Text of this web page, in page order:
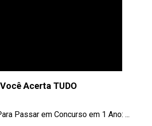
Você Acerta TUDO
Passar em Concurso em 1 Ano: ...